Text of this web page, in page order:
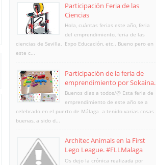
Participación Feria de las
Ciencias
Hola, cuántas ferias este año, feria
del emprendimiento, feria de las
ciencias de Sevilla, Expo Educación, etc.. Bueno pero en
este c...
Participación de la feria de
emprendimiento por Sokaina.
Buenos días a todos/@ Esta feria de
emprendimiento de este año se a
celebrado en el puerto de Málaga a tenido varias cosas
buenas, a sido d...
Architec Animals en la First
Lego League. #FLLMalaga
Os dejo la crónica realizada por